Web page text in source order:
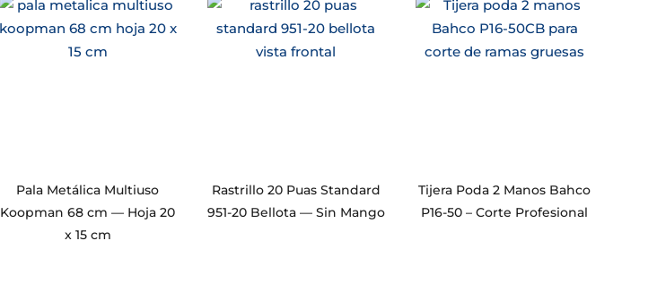
Pala Metálica Multiuso
Koopman 68 cm — Hoja 20
x 15 cm
Rastrillo 20 Puas Standard
951-20 Bellota — Sin Mango
Tijera Poda 2 Manos Bahco
P16-50 – Corte Profesional